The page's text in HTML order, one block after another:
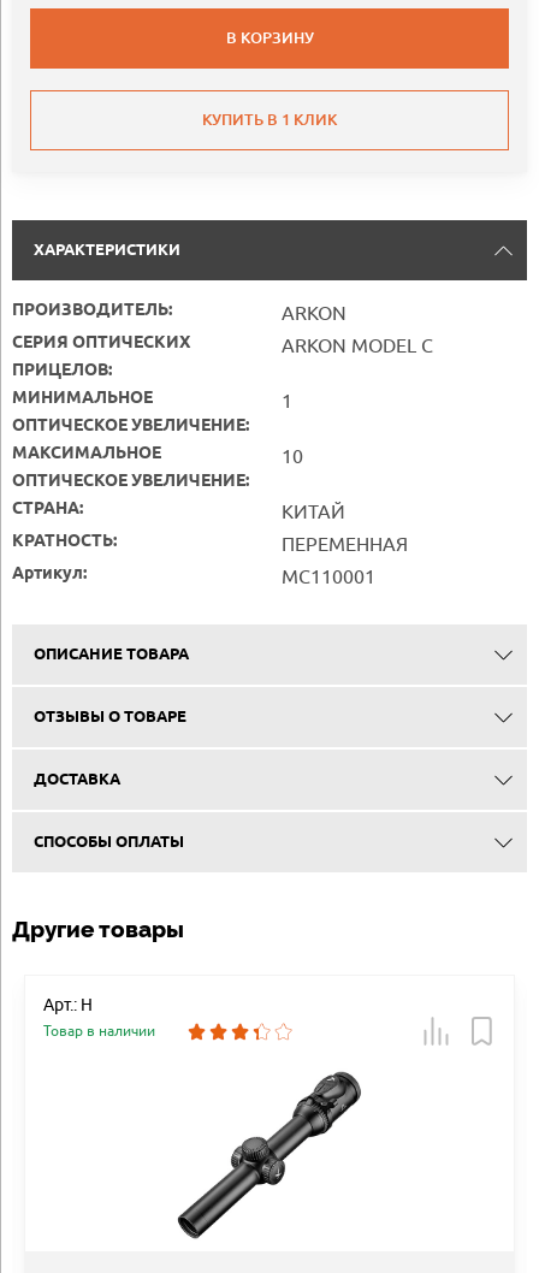
В КОРЗИНУ
КУПИТЬ В 1 КЛИК
ХАРАКТЕРИСТИКИ
ПРОИЗВОДИТЕЛЬ: ARKON
СЕРИЯ ОПТИЧЕСКИХ
ПРИЦЕЛОВ:
ARKON MODEL C
МИНИМАЛЬНОЕ
ОПТИЧЕСКОЕ УВЕЛИЧЕНИЕ:
1
МАКСИМАЛЬНОЕ
ОПТИЧЕСКОЕ УВЕЛИЧЕНИЕ:
10
СТРАНА: КИТАЙ
КРАТНОСТЬ: ПЕРЕМЕННАЯ
Артикул: MC110001
ОПИСАНИЕ ТОВАРА
ОТЗЫВЫ О ТОВАРЕ
ДОСТАВКА
СПОСОБЫ ОПЛАТЫ
Другие товары
Арт.: Н
Товар в наличии